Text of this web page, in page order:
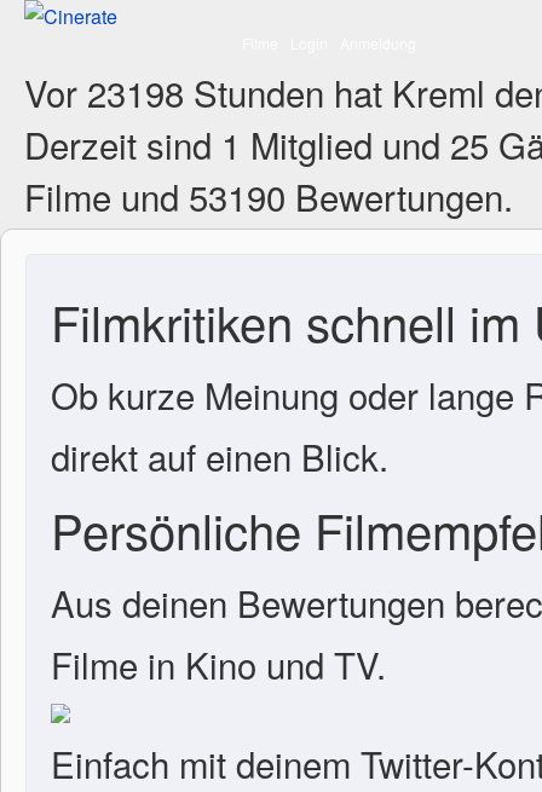
Vor 23198 Stunden hat Kreml
Derzeit sind 1 Mitglied und 25
Filme und 53190 Bewertungen.
Filmkritiken schnell im
Ob kurze Meinung oder lange
direkt auf einen Blick.
Persönliche
Aus deinen Bewertungen
Filme in Kino und TV.
Einfach mit deinem Twitter-